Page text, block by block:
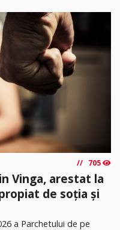
705
Vinga, arestat la
de soția și
a Parchetului de pe